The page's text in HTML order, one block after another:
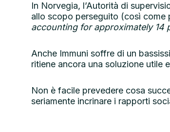
In Norvegia, l’Autorità di
allo scopo perseguito (così come
accounting for approximately 14
Anche Immuni soffre di un
ritiene ancora una soluzione utile
Non è facile prevedere cosa
seriamente incrinare i rapporti